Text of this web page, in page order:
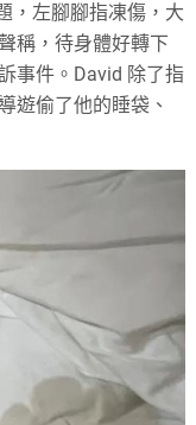
，左腳腳指凍傷，大
稱，待身體好轉下
事件。David 除了指
遊偷了他的睡袋、